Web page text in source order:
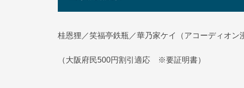
桂恩狸／笑福亭鉄瓶／華乃家ケイ（アコーディオン
（大阪府民500円割引適応 ※要証明書）